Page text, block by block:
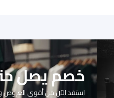
خصم يصل حتى
استفد الآن من أقوى العروض